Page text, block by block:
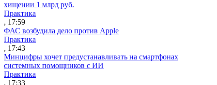
хищении 1 млрд руб.
Практика
, 17:59
ФАС возбудила дело против Apple
Практика
, 17:43
Минцифры хочет предустанавливать на смартфонах
системных помощников с ИИ
Практика
, 17:33